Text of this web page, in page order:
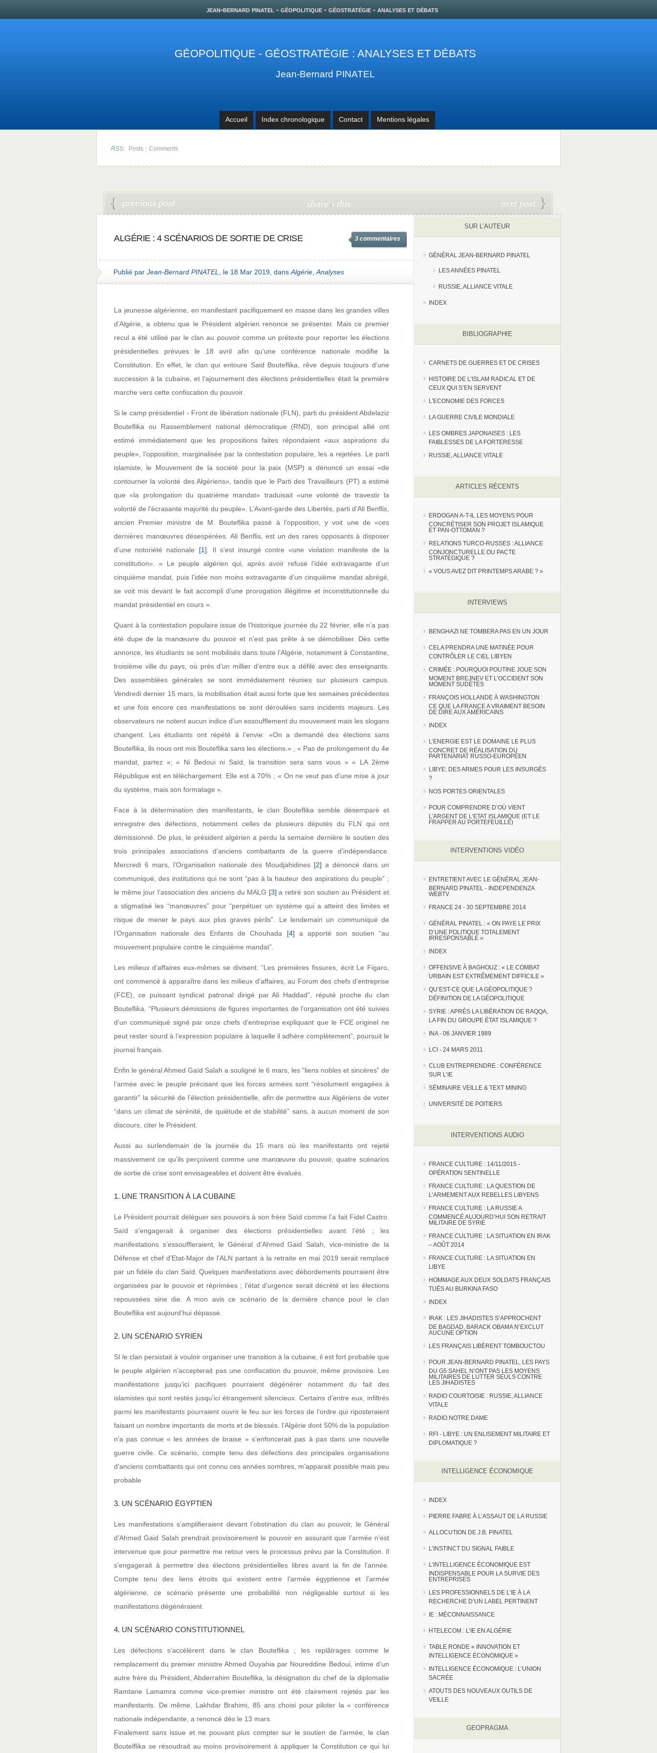
jean-bernard pinatel - géopolitique - géostratégie - analyses et débats
GÉOPOLITIQUE - GÉOSTRATÉGIE : ANALYSES ET DÉBATS
Jean-Bernard PINATEL
Accueil Index chronologique Contact Mentions légales
RSS: Posts | Comments
ALGÉRIE : 4 SCÉNARIOS DE SORTIE DE CRISE 3 commentaires
Publié par Jean-Bernard PINATEL , le 18 Mar 2019, dans Algérie Analyses
La jeunesse algérienne, en manifestant pacifiquement en masse dans les grandes villes
d’Algérie, a obtenu que le Président algérien renonce se présenter. Mais ce premier
recul a été utilisé par le clan au pouvoir comme un prétexte pour reporter les élections
présidentielles prévues le 18 avril afin qu’une conférence nationale modifie la
Constitution. En effet, le clan qui entoure Said Bouteflika, rêve depuis toujours d’une
succession à la cubaine, et l’ajournement des élections présidentielles était la première
marche vers cette confiscation du pouvoir.
Si le camp présidentiel - Front de libération nationale (FLN), parti du président Abdelaziz
Bouteflika ou Rassemblement national démocratique (RND), son principal allié ont
estimé immédiatement que les propositions faites répondaient «aux aspirations du
peuple», l’opposition, marginalisée par la contestation populaire, les a rejetées. Le parti
islamiste, le Mouvement de la société pour la paix (MSP) a dénoncé un essai «de
contourner la volonté des Algériens», tandis que le Parti des Travailleurs (PT) a estimé
que «la prolongation du quatrième mandat» traduisait «une volonté de travestir la
volonté de l’écrasante majorité du peuple». L’Avant-garde des Libertés, parti d’Ali Benflis,
ancien Premier ministre de M. Bouteflika passé à l’opposition, y voit une de «ces
dernières manœuvres désespérées. Ali Benflis, est un des rares opposants à disposer
d’une notoriété nationale [1] . Il s’est insurgé contre «une violation manifeste de la
constitution». « Le peuple algérien qui, après avoir refusé l’idée extravagante d’un
cinquième mandat, puis l’idée non moins extravagante d’un cinquième mandat abrégé,
se voit mis devant le fait accompli d’une prorogation illégitime et inconstitutionnelle du
mandat présidentiel en cours ».
Quant à la contestation populaire issue de l’historique journée du 22 février, elle n’a pas
été dupe de la manœuvre du pouvoir et n’est pas prête à se démobiliser. Dès cette
annonce, les étudiants se sont mobilisés dans toute l’Algérie, notamment à Constantine,
troisième ville du pays, où près d’un millier d’entre eux a défilé avec des enseignants.
Des assemblées générales se sont immédiatement réunies sur plusieurs campus.
Vendredi dernier 15 mars, la mobilisation était aussi forte que les semaines précédentes
et une fois encore ces manifestations se sont déroulées sans incidents majeurs. Les
observateurs ne notent aucun indice d’un essoufflement du mouvement mais les slogans
changent. Les étudiants ont répété à l’envie: «On a demandé des élections sans
Bouteflika, ils nous ont mis Bouteflika sans les élections.» ; « Pas de prolongement du 4e
mandat, partez »; « Ni Bedoui ni Saïd, la transition sera sans vous » « LA 2ème
République est en téléchargement. Elle est à 70% ; « On ne veut pas d’une mise à jour
du système, mais son formatage ».
Face à la détermination des manifestants, le clan Bouteflika semble désemparé et
enregistre des défections, notamment celles de plusieurs députés du FLN qui ont
démissionné. De plus, le président algérien a perdu la semaine dernière le soutien des
trois principales associations d’anciens combattants de la guerre d’indépendance.
Mercredi 6 mars, l’Organisation nationale des Moudjahidines [2] a dénoncé dans un
communiqué, des institutions qui ne sont “pas à la hauteur des aspirations du peuple” ;
le même jour l’association des anciens du MALG [3] a retiré son soutien au Président et
a stigmatisé les “manœuvres” pour “perpétuer un système qui a atteint des limites et
risque de mener le pays aux plus graves périls”. Le lendemain un communiqué de
l’Organisation nationale des Enfants de Chouhada [4] a apporté son soutien “au
mouvement populaire contre le cinquième mandat”.
Les milieux d’affaires eux-mêmes se divisent. “Les premières fissures, écrit Le Figaro,
ont commencé à apparaître dans les milieux d’affaires, au Forum des chefs d’entreprise
(FCE), ce puissant syndicat patronal dirigé par Ali Haddad”, réputé proche du clan
Bouteflika. “Plusieurs démissions de figures importantes de l’organisation ont été suivies
d’un communiqué signé par onze chefs d’entreprise expliquant que le FCE originel ne
peut rester sourd à l’expression populaire à laquelle il adhère complètement”, poursuit le
journal français.
Enfin le général Ahmed Gaïd Salah a souligné le 6 mars, les “liens nobles et sincères” de
l’armée avec le peuple précisant que les forces armées sont “résolument engagées à
garantir” la sécurité de l’élection présidentielle, afin de permettre aux Algériens de voter
“dans un climat de sérénité, de quiétude et de stabilité” sans, à aucun moment de son
discours, citer le Président.
Aussi au surlendemain de la journée du 15 mars où les manifestants ont rejeté
massivement ce qu’ils perçoivent comme une manœuvre du pouvoir, quatre scénarios
de sortie de crise sont envisageables et doivent être évalués.
1. UNE TRANSITION À LA CUBAINE
Le Président pourrait déléguer ses pouvoirs à son frère Saïd comme l’a fait Fidel Castro.
Saïd s’engagerait à organiser des élections présidentielles avant l’été ; les
manifestations s’essouffleraient, le Général d’Ahmed Gaid Salah, vice-ministre de la
Défense et chef d’Etat-Major de l’ALN partant à la retraite en mai 2019 serait remplacé
par un fidèle du clan Saïd. Quelques manifestations avec débordements pourraient être
organisées par le pouvoir et réprimées ; l’état d’urgence serait décrété et les élections
repoussées sine die. A mon avis ce scénario de la dernière chance pour le clan
Bouteflika est aujourd’hui dépassé.
2. UN SCÉNARIO SYRIEN
SI le clan persistait à vouloir organiser une transition à la cubaine, il est fort probable que
le peuple algérien n’accepterait pas une confiscation du pouvoir, même provisoire. Les
manifestations jusqu’ici pacifiques pourraient dégénérer notamment du fait des
islamistes qui sont restés jusqu’ici étrangement silencieux. Certains d’entre eux, infiltrés
parmi les manifestants pourraient ouvrir le feu sur les forces de l’ordre qui riposteraient
faisant un nombre importants de morts et de blessés. l’Algérie dont 50% de la population
n’a pas connue « les années de braise » s’enfoncerait pas à pas dans une nouvelle
guerre civile. Ce scénario, compte tenu des défections des principales organisations
d’anciens combattants qui ont connu ces années sombres, m’apparait possible mais peu
probable
3. UN SCÉNARIO ÉGYPTIEN
Les manifestations s’amplifieraient devant l’obstination du clan au pouvoir, le Général
d’Ahmed Gaid Salah prendrait provisoirement le pouvoir en assurant que l’armée n’est
intervenue que pour permettre me retour vers le processus prévu par la Constitution. Il
s’engagerait à permettre des élections présidentielles libres avant la fin de l’année.
Compte tenu des liens étroits qui existent entre l’armée égyptienne et l’armée
algérienne, ce scénario présente une probabilité non négligeable surtout si les
manifestations dégénéraient.
4. UN SCÉNARIO CONSTITUTIONNEL
Les défections s’accélèrent dans le clan Bouteflika ; les replâtrages comme le
remplacement du premier ministre Ahmed Ouyahia par Noureddine Bedoui, intime d’un
autre frère du Président, Abderrahim Bouteflika, la désignation du chef de la diplomatie
Ramtane Lamamra comme vice-premier ministre ont été clairement rejetés par les
manifestants. De même, Lakhdar Brahimi, 85 ans choisi pour piloter la « conférence
nationale indépendante, a renoncé dès le 13 mars.
Finalement sans issue et ne pouvant plus compter sur le soutien de l’armée, le clan
Boutelflika se résoudrait au moins provisoirement à appliquer la Constitution ce qui lui
SUR L’AUTEUR
GÉNÉRAL JEAN-BERNARD PINATEL
LES ANNÉES PINATEL
RUSSIE, ALLIANCE VITALE
INDEX
BIBLIOGRAPHIE
CARNETS DE GUERRES ET DE CRISES
HISTOIRE DE L’ISLAM RADICAL ET DE
CEUX QUI S’EN SERVENT
L'ECONOMIE DES FORCES
LA GUERRE CIVILE MONDIALE
LES OMBRES JAPONAISES : LES
FAIBLESSES DE LA FORTERESSE
RUSSIE, ALLIANCE VITALE
ARTICLES RÉCENTS
ERDOGAN A-T-IL LES MOYENS POUR
CONCRÉTISER SON PROJET ISLAMIQUE
ET PAN-OTTOMAN ?
RELATIONS TURCO-RUSSES : ALLIANCE
CONJONCTURELLE OU PACTE
STRATÉGIQUE ?
« VOUS AVEZ DIT PRINTEMPS ARABE ? »
INTERVIEWS
BENGHAZI NE TOMBERA PAS EN UN JOUR
CELA PRENDRA UNE MATINÉE POUR
CONTRÔLER LE CIEL LIBYEN
CRIMÉE : POURQUOI POUTINE JOUE SON
MOMENT BREJNEV ET L’OCCIDENT SON
MOMENT SUDÈTES
FRANÇOIS HOLLANDE À WASHINGTON :
CE QUE LA FRANCE A VRAIMENT BESOIN
DE DIRE AUX AMÉRICAINS
INDEX
L’ENERGIE EST LE DOMAINE LE PLUS
CONCRET DE RÉALISATION DU
PARTENARIAT RUSSO-EUROPÉEN
LIBYE: DES ARMES POUR LES INSURGÉS
?
NOS PORTES ORIENTALES
POUR COMPRENDRE D’OÙ VIENT
L’ARGENT DE L’ETAT ISLAMIQUE (ET LE
FRAPPER AU PORTEFEUILLE)
INTERVENTIONS VIDÉO
ENTRETIENT AVEC LE GÉNÉRAL JEAN-
BERNARD PINATEL - INDEPENDENZA
WEBTV
FRANCE 24 - 30 SEPTEMBRE 2014
GÉNÉRAL PINATEL : « ON PAYE LE PRIX
D’UNE POLITIQUE TOTALEMENT
IRRESPONSABLE »
INDEX
OFFENSIVE À BAGHOUZ : « LE COMBAT
URBAIN EST EXTRÊMEMENT DIFFICILE »
QU’EST-CE QUE LA GÉOPOLITIQUE ?
DÉFINITION DE LA GÉOPOLITIQUE
SYRIE : APRÈS LA LIBÉRATION DE RAQQA,
LA FIN DU GROUPE ÉTAT ISLAMIQUE ?
INA - 06 JANVIER 1989
LCI - 24 MARS 2011
CLUB ENTREPRENDRE : CONFÉRENCE
SUR L’IE
SÉMINAIRE VEILLE & TEXT MINING
UNIVERSITÉ DE POITIERS
INTERVENTIONS AUDIO
FRANCE CULTURE : 14/11/2015 -
OPÉRATION SENTINELLE
FRANCE CULTURE : LA QUESTION DE
L’ARMEMENT AUX REBELLES LIBYENS
FRANCE CULTURE : LA RUSSIE A
COMMENCÉ AUJOURD’HUI SON RETRAIT
MILITAIRE DE SYRIE
FRANCE CULTURE : LA SITUATION EN IRAK
– AOÛT 2014
FRANCE CULTURE : LA SITUATION EN
LIBYE
HOMMAGE AUX DEUX SOLDATS FRANÇAIS
TUÉS AU BURKINA FASO
INDEX
IRAK : LES JIHADISTES S’APPROCHENT
DE BAGDAD, BARACK OBAMA N’EXCLUT
AUCUNE OPTION
LES FRANÇAIS LIBÈRENT TOMBOUCTOU
POUR JEAN-BERNARD PINATEL, LES PAYS
DU G5 SAHEL N’ONT PAS LES MOYENS
MILITAIRES DE LUTTER SEULS CONTRE
LES JIHADISTES
RADIO COURTOISIE : RUSSIE, ALLIANCE
VITALE
RADIO NOTRE DAME
RFI - LIBYE : UN ENLISEMENT MILITAIRE ET
DIPLOMATIQUE ?
INTELLIGENCE ÉCONOMIQUE
INDEX
PIERRE FABRE À L’ASSAUT DE LA RUSSIE
ALLOCUTION DE J.B. PINATEL
L’INSTINCT DU SIGNAL FAIBLE
L’INTELLIGENCE ÉCONOMIQUE EST
INDISPENSABLE POUR LA SURVIE DES
ENTREPRISES
LES PROFESSIONNELS DE L’IE À LA
RECHERCHE D’UN LABEL PERTINENT
IE : MÉCONNAISSANCE
HTELECOM : L’IE EN ALGÉRIE
TABLE RONDE « INNOVATION ET
INTELLIGENCE ÉCONOMIQUE »
INTELLIGENCE ÉCONOMIQUE : L’UNION
SACRÉE
ATOUTS DES NOUVEAUX OUTILS DE
VEILLE
GEOPRAGMA